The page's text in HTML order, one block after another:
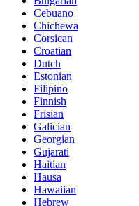
Cebuano
Chichewa
Corsican
Croatian
Dutch
Estonian
Filipino
Finnish
Frisian
Galician
Georgian
Gujarati
Haitian
Hausa
Hawaiian
Hebrew